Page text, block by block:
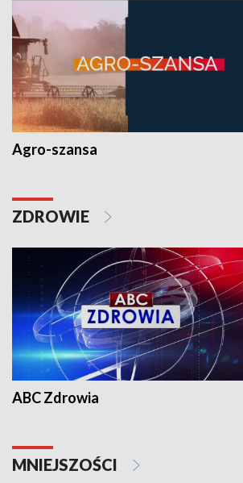
Agro-szansa
ZDROWIE
ABC Zdrowia
MNIEJSZOŚCI